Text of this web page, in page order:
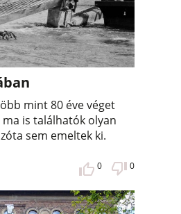
mint 80 éve véget
is találhatók olyan
sem emeltek ki.
0 0